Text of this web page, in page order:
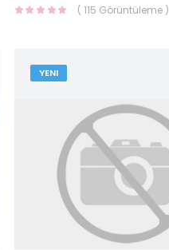
( 115 Görüntüleme )
YENI